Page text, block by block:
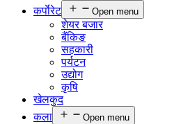
कर्पाेरेट
Open menu
शेयर बजार
बैंकिङ
सहकारी
पर्यटन
उद्योग
कृषि
खेलकुद
कला
Open menu